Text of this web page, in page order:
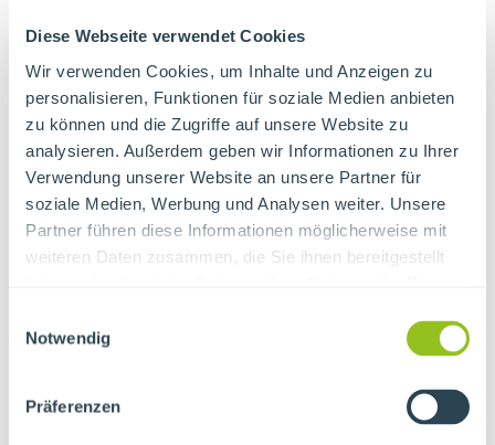
Diese Webseite verwendet Cookies
Wir verwenden Cookies, um Inhalte und Anzeigen zu
personalisieren, Funktionen für soziale Medien anbieten
zu können und die Zugriffe auf unsere Website zu
analysieren. Außerdem geben wir Informationen zu Ihrer
Verwendung unserer Website an unsere Partner für
soziale Medien, Werbung und Analysen weiter. Unsere
Partner führen diese Informationen möglicherweise mit
weiteren Daten zusammen, die Sie ihnen bereitgestellt
Notwendig
Präferenzen
Außenbereich der Gastronomie im Tierpark
und pro Person ein ausgewähltes Essen und
ein Getränk.
Bitte denken Sie daran, Ihren Wunsch-
Termin für einen Kindergeburtstag
rechtzeitig bei uns
Für individuelle Anfragen zu
Sie sich gerne bei der
Umweltstation